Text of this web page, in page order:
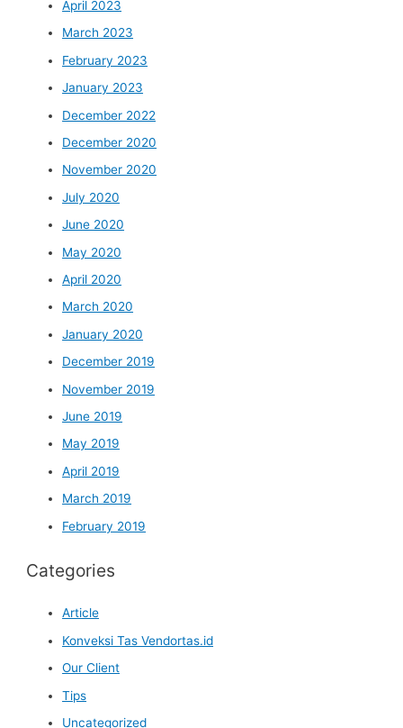
April 2023
March 2023
February 2023
January 2023
December 2022
December 2020
November 2020
July 2020
June 2020
May 2020
April 2020
March 2020
January 2020
December 2019
November 2019
June 2019
May 2019
April 2019
March 2019
February 2019
Categories
Article
Konveksi Tas Vendortas.id
Our Client
Tips
Uncategorized